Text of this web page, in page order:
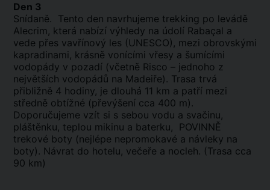
Den 3
Snídaně. Tento den navrhujeme trekking po levádě
Alecrim, která nabízí výhledy na údolí Rabaçal a
vede přes vavřínový les (UNESCO), mezi obrovskými
kapradinami, krásně vonícími vřesy a šumícími
vodopády v pozadí (včetně Risco – jednoho z
největších vodopádů na Madeiře). Trasa trvá
přibližně 4 hodiny, je dlouhá 11 km a patří mezi
středně obtížné (převýšení cca 400 m).
Doporučujeme vzít si s sebou vodu a svačinu,
pláštěnku, teplou mikinu a baterku, POVINNĚ
trekové boty (nejlépe nepromokavé a návleky na
boty). Návrat do hotelu, večeře a nocleh. (Trasa cca
90 km)